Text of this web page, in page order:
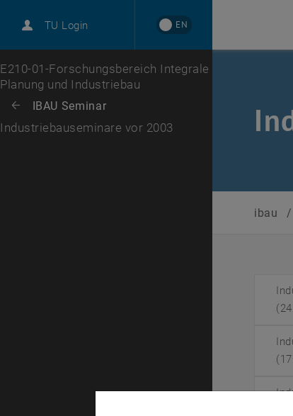
TU Login EN
Zur 1. Menü Ebene
E210-01-Forschungsbereich Integrale
Planung und Industriebau
Zurück: Subseiten von IBAU Seminar auflisten
Zurück zur letzten Ebene:
IBAU Seminar
Industriebauseminare vor 2003
ibau /